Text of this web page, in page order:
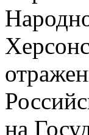
на